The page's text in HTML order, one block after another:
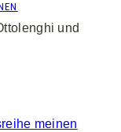
meinen